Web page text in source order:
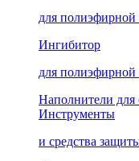
для
Ингибитор
для
Наполнители
Инструменты
и средства